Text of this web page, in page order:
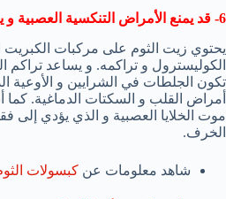
6- قد يمنع الأمراض التنكسية العصبية و يحسن صحة المخ
يحتوي زيت الثوم على مركبات الكبريت
الكوليسترول و تراكمه. و يساعد تراكم
تكون الجلطات في الشرايين و الأوعية
أمراض القلب و السكتات الدماغية. كما
موت الخلايا العصبية و الذي يؤدي إلى
الخرف.
شاهد معلومات عن كبسولات